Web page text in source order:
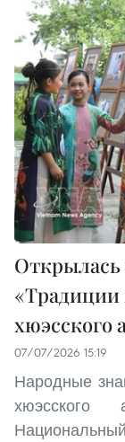
Открылась
хюэсского
07/07/2026 15:19
Народные